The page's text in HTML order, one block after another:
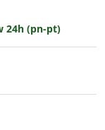
24h (pn-pt)